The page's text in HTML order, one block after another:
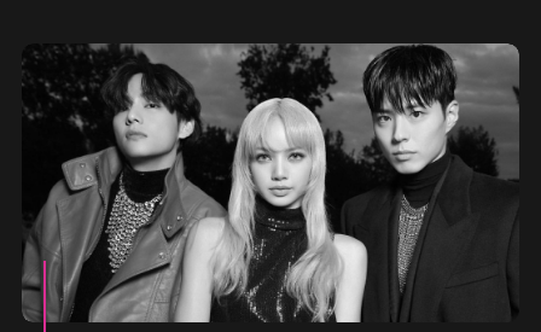
Music Awards” ร่วมกับวงบอยแบนด์และเกิร์ลกรุ๊ปอย่าง BTS , ITZY
, Seventeen , Stray Kids และ Twice นอกจากนี้วง “BLACKPINK”
ก็ยังได้เข้าชิงรางวัลในสาขา “Best Metaverse Performance” อีก
ด้วย สำหรับงานจะจัดขึ้นในวันที่ 29 สิงหาคม 2565 ส่วนศิลปินคนไหน
จะได้รางวัลอะไรบ้าง EFM จะมาอัปเดตให้ทราบกันอย่างแน่นอน ภาพ :
lalalalisa_m